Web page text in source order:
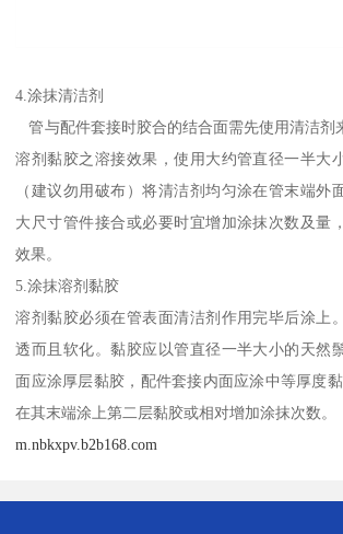
4.涂抹清洁剂
管与配件套接时胶合的结合面需先使用清洁剂
溶剂黏胶之溶接效果，使用大约管直径一半大
（建议勿用破布）将清洁剂均匀涂在管末端外
大尺寸管件接合或必要时宜增加涂抹次数及量
效果。
5.涂抹溶剂黏胶
溶剂黏胶必须在管表面清洁剂作用完毕后涂上
透而且软化。黏胶应以管直径一半大小的天然
面应涂厚层黏胶，配件套接内面应涂中等厚度
在其末端涂上第二层黏胶或相对增加涂抹次数。
m.nbkxpv.b2b168.com